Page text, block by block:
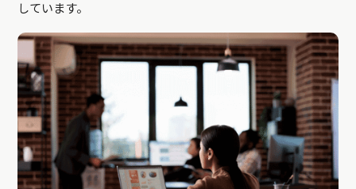
しています。